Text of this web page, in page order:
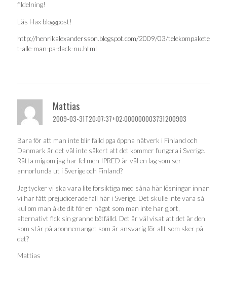
fildelning!
Läs Hax bloggpost!
http://henrikalexandersson.blogspot.com/2009/03/telekompakete
t-alle-man-pa-dack-nu.html
Mattias
2009-03-31T20:07:37+02:000000003731200903
Bara för att man inte blir fälld pga öppna nätverk i Finland och
Danmark är det väl inte säkert att det kommer fungera i Sverige.
Rätta mig om jag har fel men IPRED är väl en lag som ser
annorlunda ut i Sverige och Finland?
Jag tycker vi ska vara lite försiktiga med såna här lösningar innan
vi har fått prejudicerade fall här i Sverige. Det skulle inte vara så
kul om man åkte dit för en något som man inte har gjort,
alternativt fick sin granne bötfälld. Det är väl visat att det är den
som står på abonnemanget som är ansvarig för allt som sker på
det?
Mattias